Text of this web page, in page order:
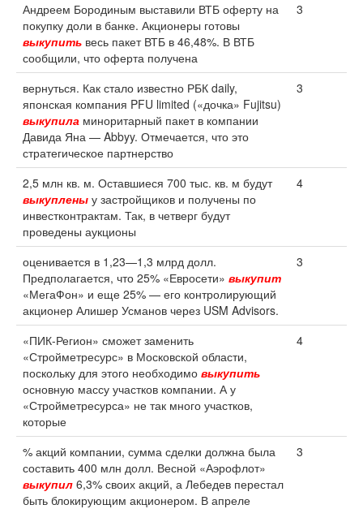
Андреем Бородиным выставили ВТБ оферту на
покупку доли в банке. Акционеры готовы
выкупить весь пакет ВТБ в 46,48%. В ВТБ
сообщили, что оферта получена
3
вернуться. Как стало известно РБК daily,
японская компания PFU limited («дочка» Fujitsu)
выкупила миноритарный пакет в компании
Давида Яна — Abbyy. Отмечается, что это
стратегическое партнерство
3
2,5 млн кв. м. Оставшиеся 700 тыс. кв. м будут
выкуплены у застройщиков и получены по
инвестконтрактам. Так, в четверг будут
проведены аукционы
4
оценивается в 1,23—1,3 млрд долл.
Предполагается, что 25% «Евросети» выкупит
«МегаФон» и еще 25% — его контролирующий
акционер Алишер Усманов через USM Advisors.
3
«ПИК-Регион» сможет заменить
«Стройметресурс» в Московской области,
поскольку для этого необходимо выкупить
основную массу участков компании. А у
«Стройметресурса» не так много участков,
которые
4
% акций компании, сумма сделки должна была
составить 400 млн долл. Весной «Аэрофлот»
выкупил 6,3% своих акций, а Лебедев перестал
быть блокирующим акционером. В апреле
3